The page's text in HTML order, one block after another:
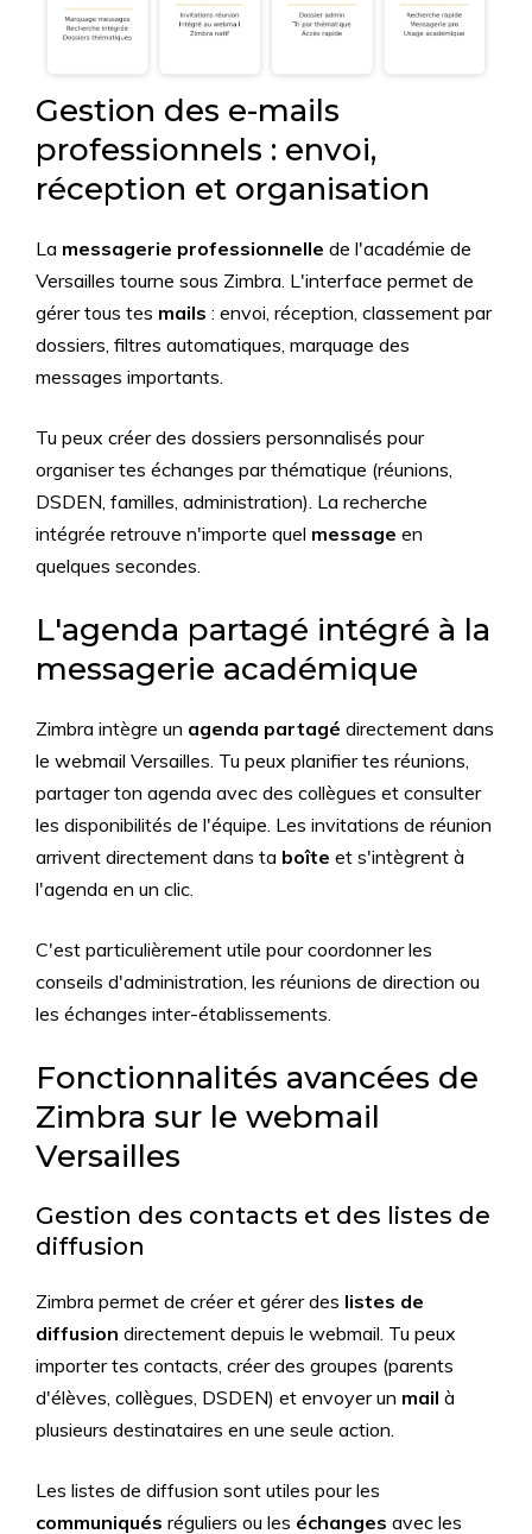
Gestion des e-mails
professionnels : envoi,
réception et organisation
La messagerie professionnelle de l'académie de
Versailles tourne sous Zimbra. L'interface permet de
gérer tous tes mails : envoi, réception, classement par
dossiers, filtres automatiques, marquage des
messages importants.
Tu peux créer des dossiers personnalisés pour
organiser tes échanges par thématique (réunions,
DSDEN, familles, administration). La recherche
intégrée retrouve n'importe quel message en
quelques secondes.
L'agenda partagé intégré à la
messagerie académique
Zimbra intègre un agenda partagé directement dans
le webmail Versailles. Tu peux planifier tes réunions,
partager ton agenda avec des collègues et consulter
les disponibilités de l'équipe. Les invitations de réunion
arrivent directement dans ta boîte et s'intègrent à
l'agenda en un clic.
C'est particulièrement utile pour coordonner les
conseils d'administration, les réunions de direction ou
les échanges inter-établissements.
Fonctionnalités avancées de
Zimbra sur le webmail
Versailles
Gestion des contacts et des listes de
diffusion
Zimbra permet de créer et gérer des listes de
diffusion directement depuis le webmail. Tu peux
importer tes contacts, créer des groupes (parents
d'élèves, collègues, DSDEN) et envoyer un mail à
plusieurs destinataires en une seule action.
Les listes de diffusion sont utiles pour les
communiqués réguliers ou les échanges avec les